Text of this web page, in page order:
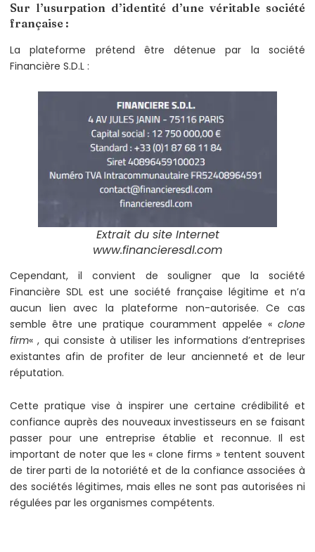
Sur l’usurpation d’identité d’une véritable société
française :
La plateforme prétend être détenue par la société
Financière S.D.L :
Extrait du site Internet
www.financieresdl.com
Cependant, il convient de souligner que la société
Financière SDL est une société française légitime et n’a
aucun lien avec la plateforme non-autorisée. Ce cas
semble être une pratique couramment appelée « clone
firm« , qui consiste à utiliser les informations d’entreprises
existantes afin de profiter de leur ancienneté et de leur
réputation.
Cette pratique vise à inspirer une certaine crédibilité et
confiance auprès des nouveaux investisseurs en se faisant
passer pour une entreprise établie et reconnue. Il est
important de noter que les « clone firms » tentent souvent
de tirer parti de la notoriété et de la confiance associées à
des sociétés légitimes, mais elles ne sont pas autorisées ni
régulées par les organismes compétents.